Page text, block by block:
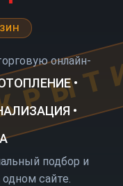
онлайн-
•
•
подбор и
сайте.